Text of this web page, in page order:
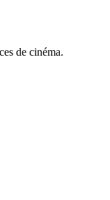
de cinéma.